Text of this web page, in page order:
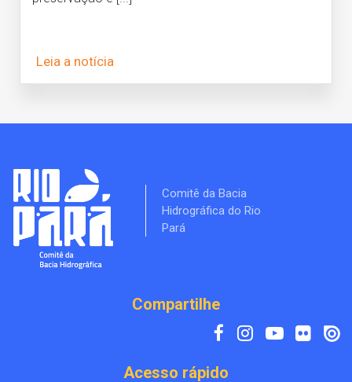
Leia a notícia
Comitê da Bacia
Hidrográfica do Rio
Pará
Compartilhe
Acesso rápido